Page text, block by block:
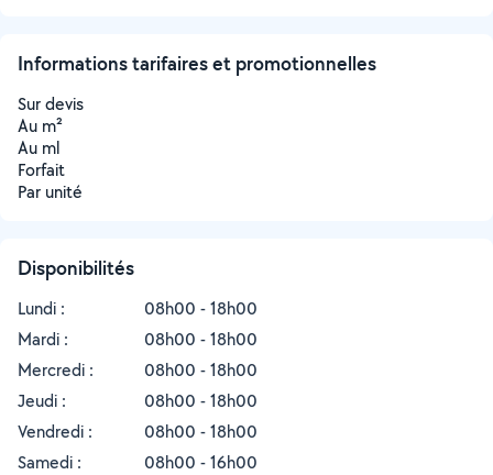
Informations tarifaires et promotionnelles
Sur devis
Au m²
Au ml
Forfait
Par unité
Disponibilités
Lundi :
08h00 - 18h00
Mardi :
08h00 - 18h00
Mercredi :
08h00 - 18h00
Jeudi :
08h00 - 18h00
Vendredi :
08h00 - 18h00
Samedi :
08h00 - 16h00